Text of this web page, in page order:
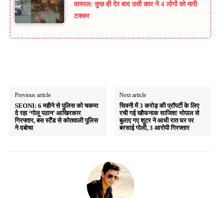
वायरल: कुछ ही देर बाद उसी कार ने 4 लोगों को मारी
टक्कर
Previous article
SEONI: 6 महीने से पुलिस को चकमा
दे रहा ‘गोलू पठान’ आखिरकार
गिरफ्तार, बस स्टैंड से कोतवाली पुलिस
ने दबोचा
Next article
सिवनी में 3 करोड़ की प्रॉपर्टी के लिए
रची गई खौफनाक साजिश! भोपाल से
बुलाए गए शूटर ने आधी रात घर पर
बरसाई गोली, 3 आरोपी गिरफ्तार